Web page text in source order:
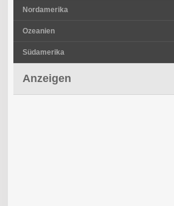
Nordamerika
Ozeanien
Südamerika
Anzeigen